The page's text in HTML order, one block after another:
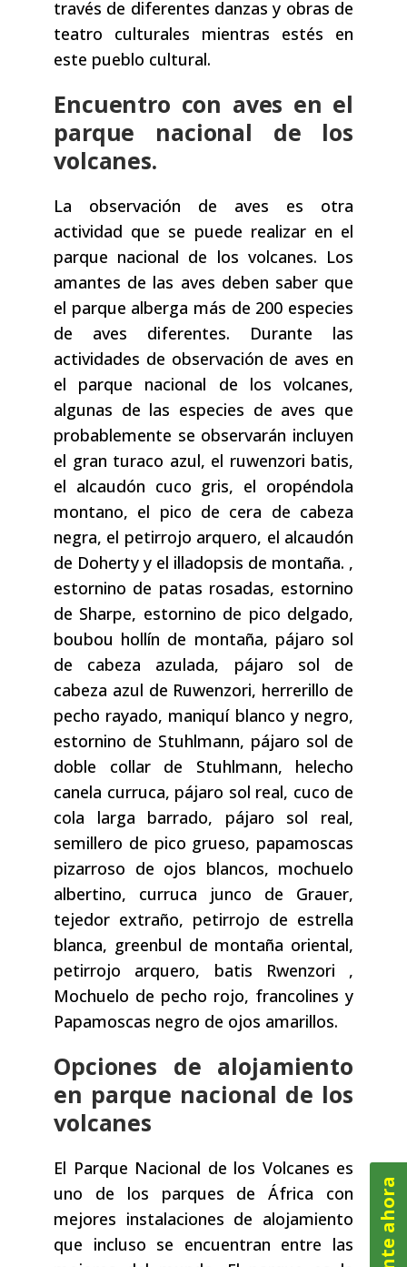
través de diferentes danzas y obras de
teatro culturales mientras estés en
este pueblo cultural.
Encuentro con aves en el
parque nacional de los
volcanes.
La observación de aves es otra
actividad que se puede realizar en el
parque nacional de los volcanes. Los
amantes de las aves deben saber que
el parque alberga más de 200 especies
de aves diferentes. Durante las
actividades de observación de aves en
el parque nacional de los volcanes,
algunas de las especies de aves que
probablemente se observarán incluyen
el gran turaco azul, el ruwenzori batis,
el alcaudón cuco gris, el oropéndola
montano, el pico de cera de cabeza
negra, el petirrojo arquero, el alcaudón
de Doherty y el illadopsis de montaña. ,
estornino de patas rosadas, estornino
de Sharpe, estornino de pico delgado,
boubou hollín de montaña, pájaro sol
de cabeza azulada, pájaro sol de
cabeza azul de Ruwenzori, herrerillo de
pecho rayado, maniquí blanco y negro,
estornino de Stuhlmann, pájaro sol de
doble collar de Stuhlmann, helecho
canela curruca, pájaro sol real, cuco de
cola larga barrado, pájaro sol real,
semillero de pico grueso, papamoscas
pizarroso de ojos blancos, mochuelo
albertino, curruca junco de Grauer,
tejedor extraño, petirrojo de estrella
blanca, greenbul de montaña oriental,
petirrojo arquero, batis Rwenzori ,
Mochuelo de pecho rojo, francolines y
Papamoscas negro de ojos amarillos.
Opciones de alojamiento
en parque nacional de los
volcanes
El Parque Nacional de los Volcanes es
uno de los parques de África con
mejores instalaciones de alojamiento
que incluso se encuentran entre las